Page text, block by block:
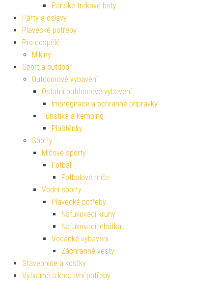
Pánské trekové boty
Párty a oslavy
Plavecké potřeby
Pro dospělé
Mikiny
Sport a outdoor
Outdoorové vybavení
Ostatní outdoorové vybavení
Impregnace a ochranné přípravky
Turistika a kemping
Pláštěnky
Sporty
Míčové sporty
Fotbal
Fotbalové míče
Vodní sporty
Plavecké potřeby
Nafukovací kruhy
Nafukovací lehátka
Vodácké vybavení
Záchranné vesty
Stavebnice a kostky
Výtvarné a kreativní potřeby